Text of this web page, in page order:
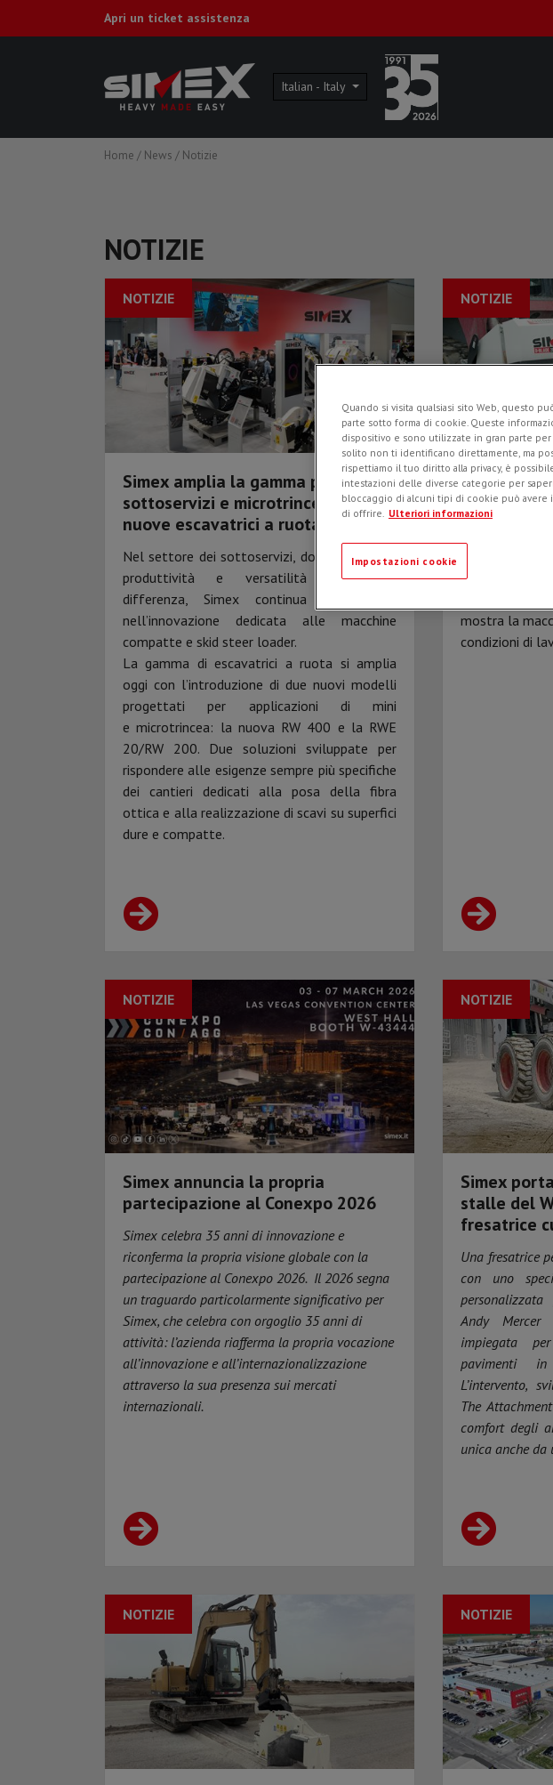
Apri un ticket assistenza
Italian - Italy
Home / News / Notizie
NOTIZIE
Simex amplia la gamma per
sottoservizi e microtrincea con due
nuove escavatrici a ruota
Nel settore dei sottoservizi, dove precisione,
produttività e versatilità fanno la
differenza, Simex continua a investire
nell’innovazione dedicata alle macchine
compatte e skid steer loader.
La gamma di escavatrici a ruota si amplia
oggi con l’introduzione di due nuovi modelli
progettati per applicazioni di mini
e microtrincea: la nuova RW 400 e la RWE
20/RW 200. Due soluzioni sviluppate per
rispondere alle esigenze sempre più specifiche
dei cantieri dedicati alla posa della fibra
ottica e alla realizzazione di scavi su superfici
dure e compatte.
NOTIZIE
D-BLADE
al lavoro
realizzato
Simex
dedicato alla
mostra la
condizioni di
NOTIZIE
Simex annuncia la propria
partecipazione al Conexpo 2026
Simex celebra 35 anni di innovazione e
riconferma la propria visione globale con la
partecipazione al Conexpo 2026. Il 2026 segna
un traguardo particolarmente significativo per
Simex, che celebra con orgoglio 35 anni di
attività: l’azienda riafferma la propria vocazione
all’innovazione e all’internazionalizzazione
attraverso la sua presenza sui mercati
internazionali.
NOTIZIE
Simex
stalle del
fresatrice
Una fresatrice
con uno
personalizzata
Andy
impiegata
pavimenti
L’intervento,
The
comfort degli
unica anche
NOTIZIE
NOTIZIE NOTIZIE
Quando si visita qualsiasi sito Web, questo
parte sotto forma di cookie. Queste
dispositivo e sono utilizzate in gran parte
solito non ti identificano direttamente, ma
rispettiamo il tuo diritto alla privacy, è
intestazioni delle diverse categorie per
bloccaggio di alcuni tipi di cookie può avere
di offrire. Ulteriori informazioni
Impostazioni cookie